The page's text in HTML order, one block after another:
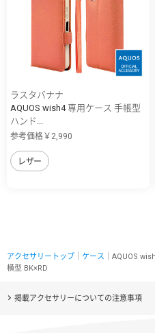
ラスタバナナ
AQUOS wish4 専用ケース 手帳型
ハンド...
参考価格￥2,990
レザー
アクセサリートップ ケース ｜AQUOS
横型 BK×RD
掲載アクセサリーについての注意事項